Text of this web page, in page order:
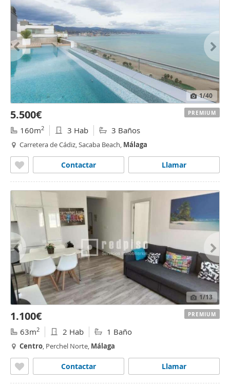
1/40
5.500€
160m2 3 Hab 3 Baños
Carretera de Cádiz, Sacaba Beach, Málaga
Llamar
Contactar
PREMIUM
1/13
1.100€
63m2 2 Hab 1 Baño
Centro, Perchel Norte, Málaga
Llamar
Contactar
PREMIUM